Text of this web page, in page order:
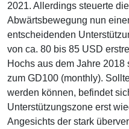
2021. Allerdings steuerte
Abwärtsbewegung nun
entscheidenden
von ca. 80 bis 85 USD
Hochs aus dem Jahre
zum GD100 (monthly).
werden können, befindet
Unterstützungszone erst
Angesichts der stark